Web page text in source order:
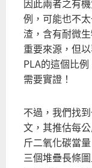
因此兩者之有
例，可能也不
渣，含有耐微
重要來源，但
PLA的這個比
需要實證！
不過，我們找
文，其推估每
斤二氧化碳當
三個堆疊長條